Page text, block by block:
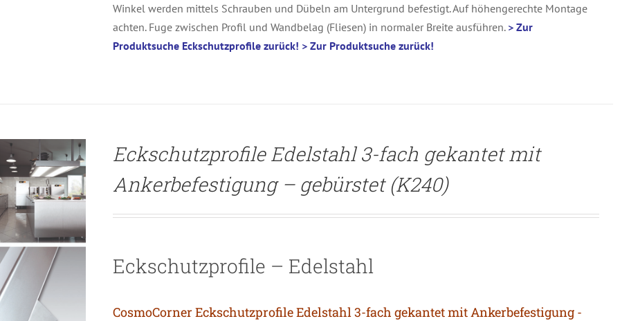
Winkel werden mittels Schrauben und Dübeln am Untergrund befestigt. Auf höhengerechte Montage
achten. Fuge zwischen Profil und Wandbelag (Fliesen) in normaler Breite ausführen. > Zur
Produktsuche Eckschutzprofile zurück! > Zur Produktsuche zurück!
Eckschutzprofile Edelstahl 3-fach gekantet mit
Ankerbefestigung – gebürstet (K240)
Eckschutzprofile – Edelstahl
CosmoCorner Eckschutzprofile Edelstahl 3-fach gekantet mit Ankerbefestigung -